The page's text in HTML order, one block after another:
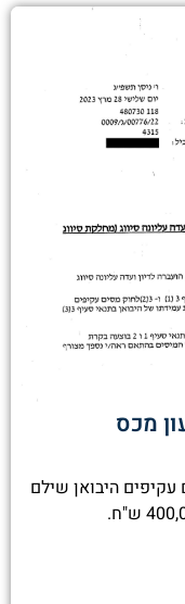
מכס
היבואן שילם